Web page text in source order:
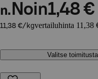
n. Noin1,48 €
11,38 €/kgvertailuhinta 11,38
Valitse